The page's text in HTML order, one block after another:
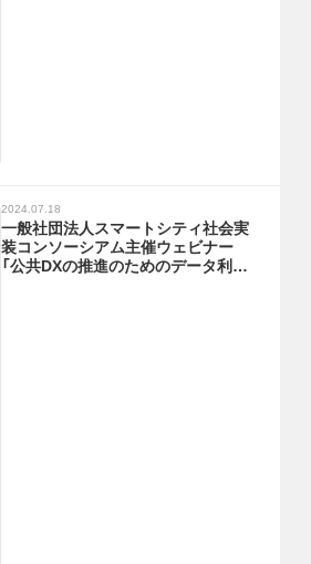
2024.07.18
一般社団法人スマートシティ社会実
装コンソーシアム主催ウェビナー
「公共DXの推進のためのデータ利活